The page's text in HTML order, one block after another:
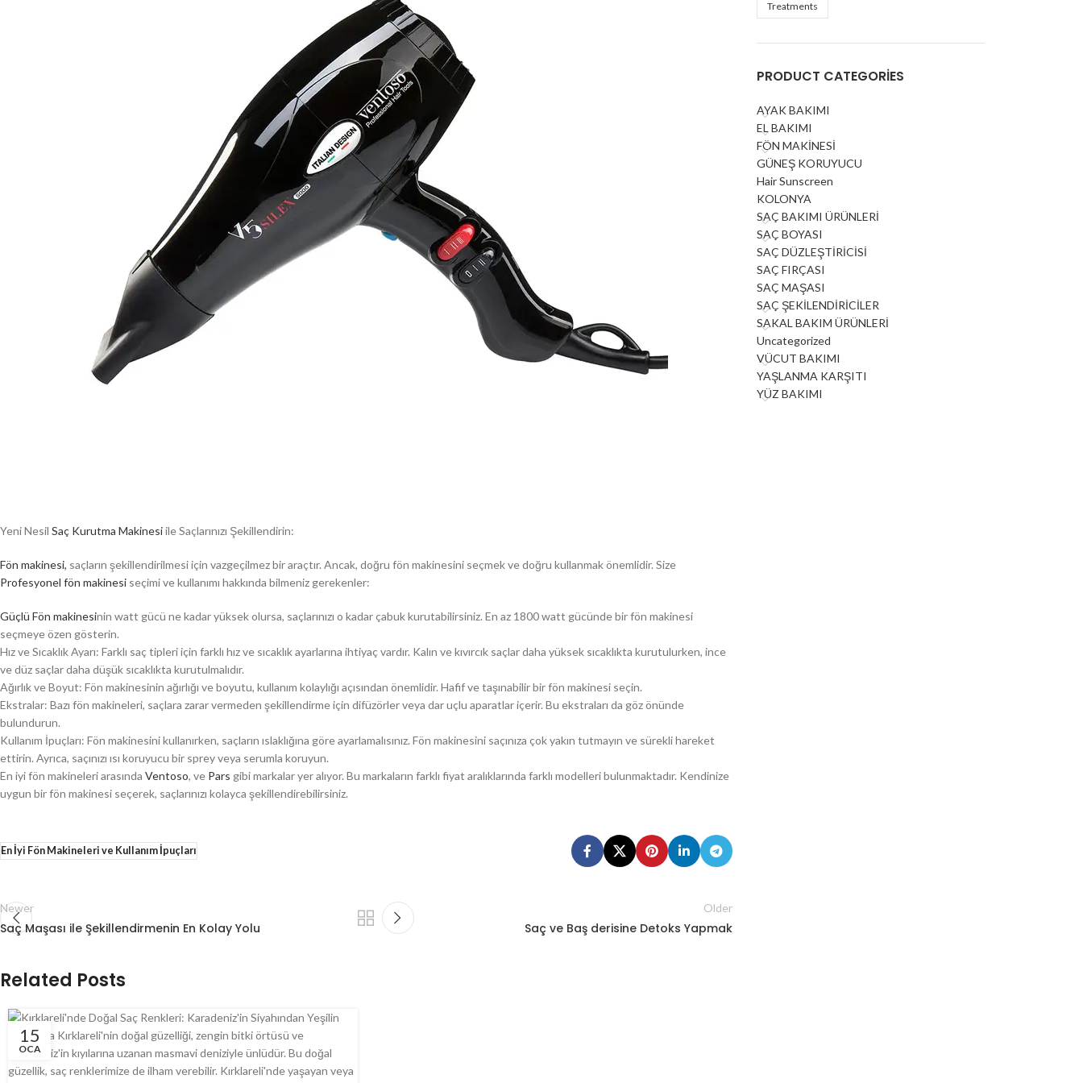
Yeni Nesil Saç Kurutma Makinesiile Saçlarınızı Şekillendirin:
Fön makinesi, saçların şekillendirilmesi için vazgeçilmez bir araçtır. Ancak, doğru fön makinesini seçmek ve doğru kullanmak önemlidir. Size
Profesyonel fön makinesi seçimi ve kullanımı hakkında bilmeniz gerekenler:
Güçlü Fön makinesinin watt gücü ne kadar yüksek olursa, saçlarınızı o kadar çabuk kurutabilirsiniz. En az 1800 watt gücünde bir fön makinesi
seçmeye özen gösterin.
Hız ve Sıcaklık Ayarı: Farklı saç tipleri için farklı hız ve sıcaklık ayarlarına ihtiyaç vardır. Kalın ve kıvırcık saçlar daha yüksek sıcaklıkta kurutulurken, ince
ve düz saçlar daha düşük sıcaklıkta kurutulmalıdır.
Ağırlık ve Boyut: Fön makinesinin ağırlığı ve boyutu, kullanım kolaylığı açısından önemlidir. Hafif ve taşınabilir bir fön makinesi seçin.
Ekstralar: Bazı fön makineleri, saçlara zarar vermeden şekillendirme için difüzörler veya dar uçlu aparatlar içerir. Bu ekstraları da göz önünde
bulundurun.
Kullanım İpuçları: Fön makinesini kullanırken, saçların ıslaklığına göre ayarlamalısınız. Fön makinesini saçınıza çok yakın tutmayın ve sürekli hareket
ettirin. Ayrıca, saçınızı ısı koruyucu bir sprey veya serumla koruyun.
En iyi fön makineleri arasında Ventoso, ve Pars gibi markalar yer alıyor. Bu markaların farklı fiyat aralıklarında farklı modelleri bulunmaktadır. Kendinize
uygun bir fön makinesi seçerek, saçlarınızı kolayca şekillendirebilirsiniz.
En İyi Fön Makineleri ve Kullanım İpuçları
Newer
Saç Maşası ile Şekillendirmenin En Kolay Yolu
Older
Saç ve Baş derisine Detoks Yapmak
Related Posts
15
OCA
Treatments
PRODUCT CATEGORIES
AYAK BAKIMI
EL BAKIMI
FÖN MAKİNESİ
GÜNEŞ KORUYUCU
Hair Sunscreen
KOLONYA
SAÇ BAKIMI ÜRÜNLERİ
SAÇ BOYASI
SAÇ DÜZLEŞTİRİCİSİ
SAÇ FIRÇASI
SAÇ MAŞASI
SAÇ ŞEKİLENDİRİCİLER
SAKAL BAKIM ÜRÜNLERİ
Uncategorized
VÜCUT BAKIMI
YAŞLANMA KARŞITI
YÜZ BAKIMI